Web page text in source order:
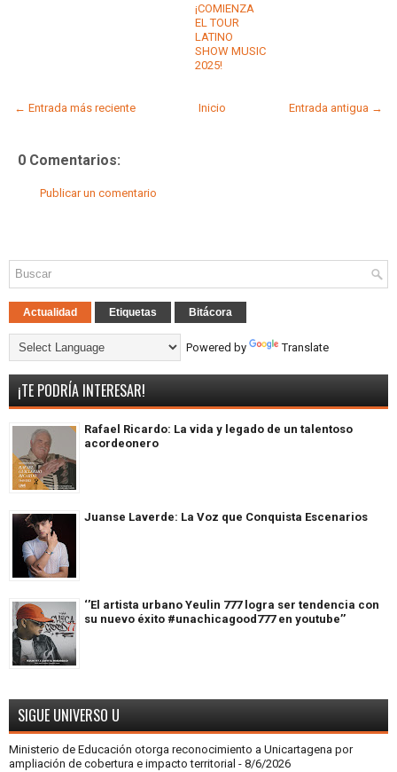
¡COMIENZA
EL TOUR
LATINO
SHOW MUSIC
2025!
← Entrada más reciente Entrada antigua →
Inicio
0 Comentarios:
Publicar un comentario
Actualidad Etiquetas Bitácora
Powered by Translate
¡TE PODRÍA INTERESAR!
Rafael Ricardo: La vida y legado de un talentoso
acordeonero
Juanse Laverde: La Voz que Conquista Escenarios
‘’El artista urbano Yeulin 777 logra ser tendencia con
su nuevo éxito #unachicagood777 en youtube’’
SIGUE UNIVERSO U
Ministerio de Educación otorga reconocimiento a Unicartagena por
ampliación de cobertura e impacto territorial - 8/6/2026